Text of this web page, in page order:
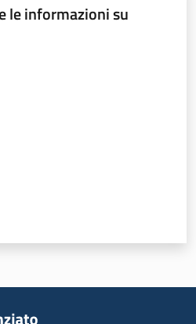
le informazioni su